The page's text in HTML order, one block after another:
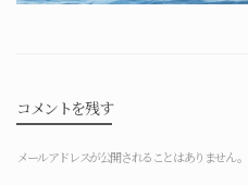
コメントを残す
メールアドレスが公開されることはありません。